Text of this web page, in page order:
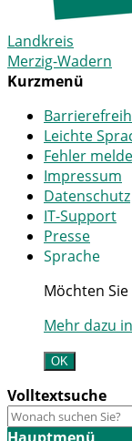
Landkreis
Merzig-Wadern
Kurzmenü
Leichte
Fehler
Impressum
Datenschutz
IT-Support
Presse
Sprache
Möchten
Mehr dazu
OK
Volltextsuche